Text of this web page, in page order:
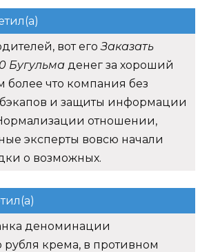
вот егоЗаказать
Бугульма денег за хороший
более что компания без
бэкапов и защиты информации
отношении,
эксперты вовсю начали
о возможных.
деноминации
рубля крема, в противном